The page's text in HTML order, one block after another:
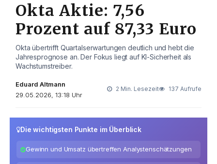
Okta Aktie: 7,56
Prozent auf 87,33 Euro
Okta übertrifft Quartalserwartungen deutlich und hebt die
Jahresprognose an. Der Fokus liegt auf KI-Sicherheit als
Wachstumstreiber.
Eduard Altmann
29.05.2026, 13:18 Uhr
2 Min. Lesezeit 137 Aufrufe
Die wichtigsten Punkte im Überblick
Gewinn und Umsatz übertreffen Analystenschätzungen